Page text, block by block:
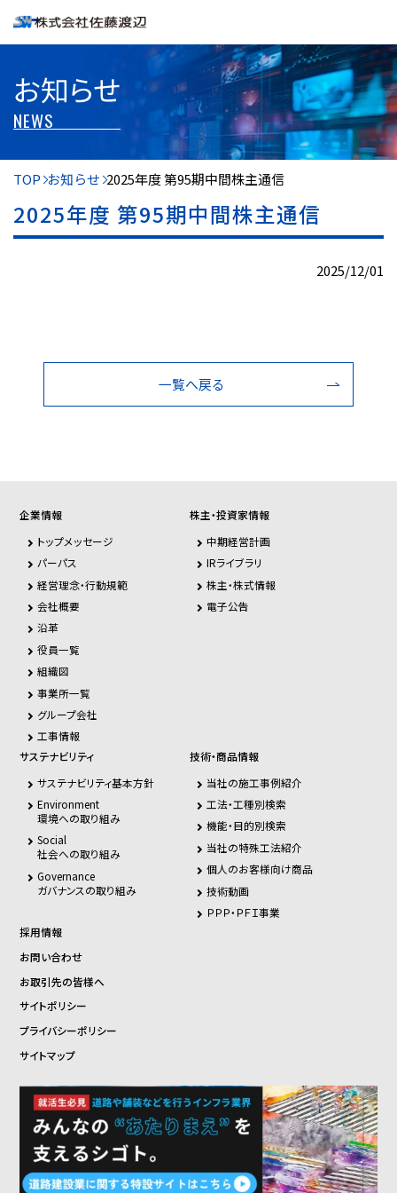
お知らせ
NEWS
TOP お知らせ 2025年度 第95期中間株主通信
2025年度 第95期中間株主通信
2025/12/01
一覧へ戻る
企業情報
トップメッセージ
パーパス
経営理念・行動規範
会社概要
沿革
役員一覧
組織図
事業所一覧
グループ会社
工事情報
株主・投資家情報
中期経営計画
IRライブラリ
株主・株式情報
電子公告
サステナビリティ
サステナビリティ基本方針
Environment
環境への取り組み
Social
社会への取り組み
Governance
ガバナンスの取り組み
技術・商品情報
当社の施工事例紹介
工法・工種別検索
機能・目的別検索
当社の特殊工法紹介
個人のお客様向け商品
技術動画
ＰＰＰ・ＰＦＩ事業
採用情報
お問い合わせ
お取引先の皆様へ
サイトポリシー
プライバシーポリシー
サイトマップ